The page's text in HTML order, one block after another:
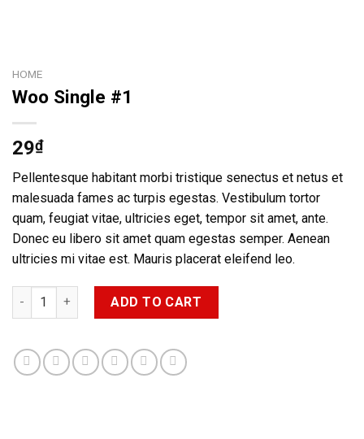
HOME
Woo Single #1
29₫
Pellentesque habitant morbi tristique senectus et netus et
malesuada fames ac turpis egestas. Vestibulum tortor
quam, feugiat vitae, ultricies eget, tempor sit amet, ante.
Donec eu libero sit amet quam egestas semper. Aenean
ultricies mi vitae est. Mauris placerat eleifend leo.
Woo Single #1 quantityADD TO CART